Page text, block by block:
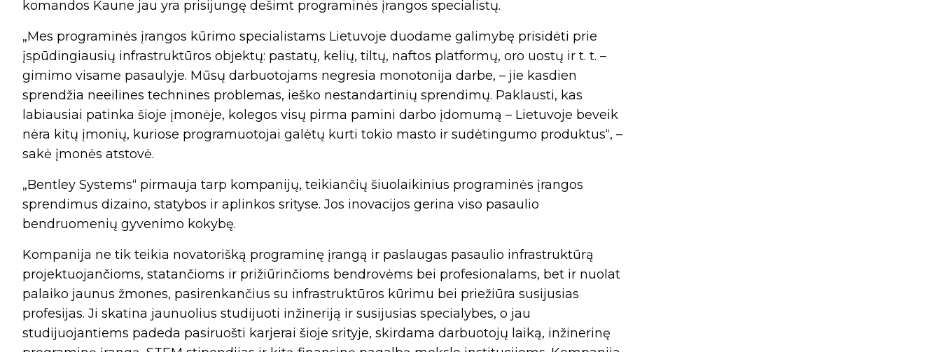
komandos Kaune jau yra prisijungę dešimt programinės įrangos specialistų.
„Mes programinės įrangos kūrimo specialistams Lietuvoje duodame galimybę prisidėti prie
įspūdingiausių infrastruktūros objektų: pastatų, kelių, tiltų, naftos platformų, oro uostų ir t. t. –
gimimo visame pasaulyje. Mūsų darbuotojams negresia monotonija darbe, – jie kasdien
sprendžia neeilines technines problemas, ieško nestandartinių sprendimų. Paklausti, kas
labiausiai patinka šioje įmonėje, kolegos visų pirma pamini darbo įdomumą – Lietuvoje beveik
nėra kitų įmonių, kuriose programuotojai galėtų kurti tokio masto ir sudėtingumo produktus“, –
sakė įmonės atstovė.
„Bentley Systems“ pirmauja tarp kompanijų, teikiančių šiuolaikinius programinės įrangos
sprendimus dizaino, statybos ir aplinkos srityse. Jos inovacijos gerina viso pasaulio
bendruomenių gyvenimo kokybę.
Kompanija ne tik teikia novatorišką programinę įrangą ir paslaugas pasaulio infrastruktūrą
projektuojančioms, statančioms ir prižiūrinčioms bendrovėms bei profesionalams, bet ir nuolat
palaiko jaunus žmones, pasirenkančius su infrastruktūros kūrimu bei priežiūra susijusias
profesijas. Ji skatina jaunuolius studijuoti inžineriją ir susijusias specialybes, o jau
studijuojantiems padeda pasiruošti karjerai šioje srityje, skirdama darbuotojų laiką, inžinerinę